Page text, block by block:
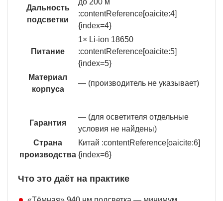
Дальность
подсветки
:contentReference[oaicite:4]
{index=4}
Питание
1× Li-ion 18650
:contentReference[oaicite:5]
{index=5}
Материал
корпуса
— (производитель не указывает)
Гарантия
— (для осветителя отдельные
условия не найдены)
Страна
производства
Китай :contentReference[oaicite:6]
{index=6}
Что это даёт на практике